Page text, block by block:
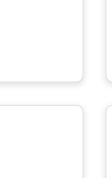
Maison